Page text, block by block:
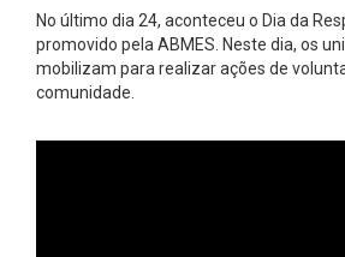
No último dia 24, aconteceu o Dia da
promovido pela ABMES. Neste dia, os
mobilizam para realizar ações de
comunidade.